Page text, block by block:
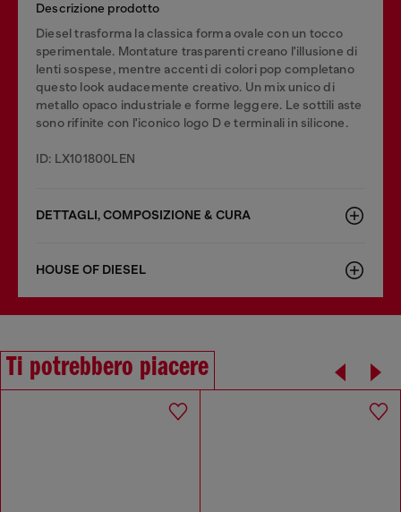
Descrizione prodotto
Diesel trasforma la classica forma ovale con un tocco
sperimentale. Montature trasparenti creano l'illusione di
lenti sospese, mentre accenti di colori pop completano
questo look audacemente creativo. Un mix unico di
metallo opaco industriale e forme leggere. Le sottili aste
sono rifinite con l'iconico logo D e terminali in silicone.
ID: LX101800LEN
DETTAGLI, COMPOSIZIONE & CURA
HOUSE OF DIESEL
Ti potrebbero piacere